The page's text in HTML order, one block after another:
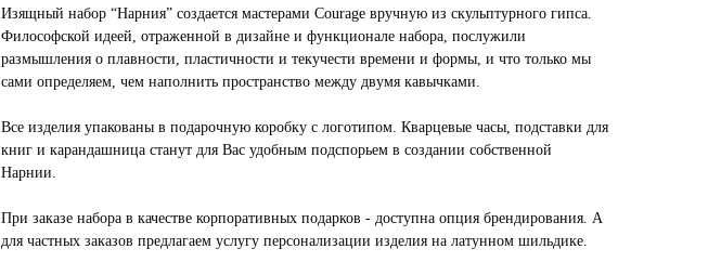
Изящный набор “Нарния” создается мастерами Courage вручную из скульптурного гипса.
Философской идеей, отраженной в дизайне и функционале набора, послужили
размышления о плавности, пластичности и текучести времени и формы, и что только мы
сами определяем, чем наполнить пространство между двумя кавычками.
Все изделия упакованы в подарочную коробку с логотипом. Кварцевые часы, подставки для
книг и карандашница станут для Вас удобным подспорьем в создании собственной
Нарнии.
При заказе набора в качестве корпоративных подарков - доступна опция брендирования. А
для частных заказов предлагаем услугу персонализации изделия на латунном шильдике.